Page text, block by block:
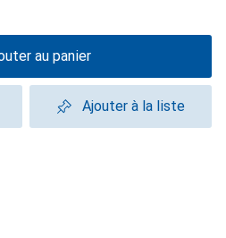
au panier
Ajouter à la liste